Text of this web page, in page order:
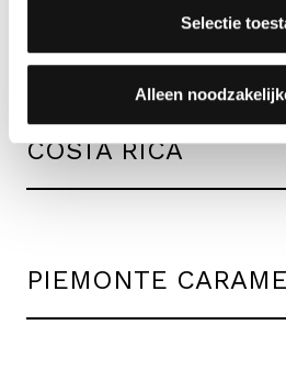
Selectie
Alleen
Andere
COSTA RICA
PIEMONTE